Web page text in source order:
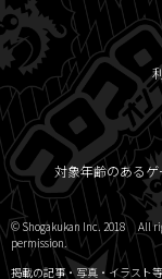
対象年齢のある
© Shogakukan Inc. 2018 All
permission.
掲載の記事・写真・イラスト